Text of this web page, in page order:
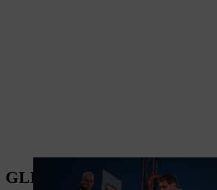
GLI ATLETI STIHL